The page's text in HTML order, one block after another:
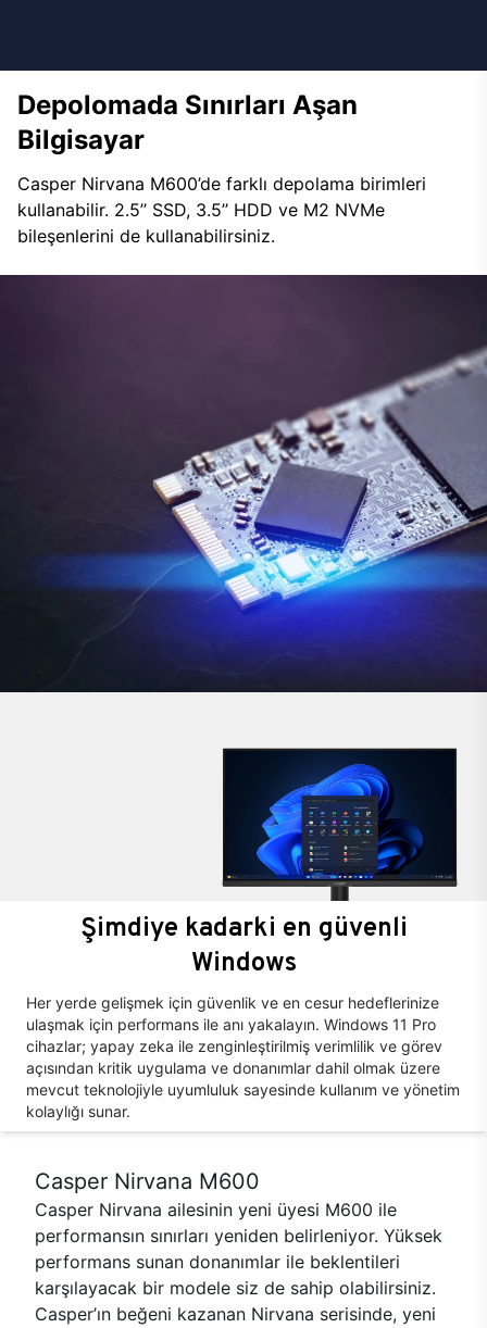
Depolomada Sınırları Aşan
Bilgisayar
Casper Nirvana M600’de farklı depolama birimleri
kullanabilir. 2.5’’ SSD, 3.5’’ HDD ve M2 NVMe
bileşenlerini de kullanabilirsiniz.
Şimdiye kadarki en güvenli
Windows
Her yerde gelişmek için güvenlik ve en cesur hedeflerinize
ulaşmak için performans ile anı yakalayın. Windows 11 Pro
cihazlar; yapay zeka ile zenginleştirilmiş verimlilik ve görev
açısından kritik uygulama ve donanımlar dahil olmak üzere
mevcut teknolojiyle uyumluluk sayesinde kullanım ve yönetim
kolaylığı sunar.
Casper Nirvana M600
Casper Nirvana ailesinin yeni üyesi M600 ile
performansın sınırları yeniden belirleniyor. Yüksek
performans sunan donanımlar ile beklentileri
karşılayacak bir modele siz de sahip olabilirsiniz.
Casper’ın beğeni kazanan Nirvana serisinde, yeni